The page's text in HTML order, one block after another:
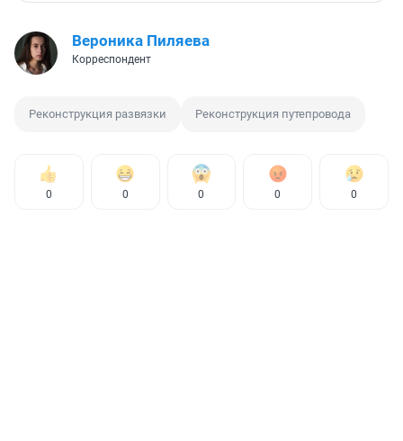
Вероника Пиляева
Корреспондент
Реконструкция развязки Реконструкция путепровода
0 0 0 0 0